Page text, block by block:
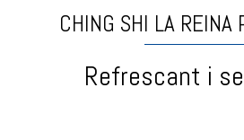
CHING SHI LA REINA
Refrescant i